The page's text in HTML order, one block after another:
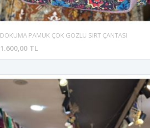
DOKUMA PAMUK ÇOK GÖZLÜ SIRT ÇANTASI
1.600,00 TL